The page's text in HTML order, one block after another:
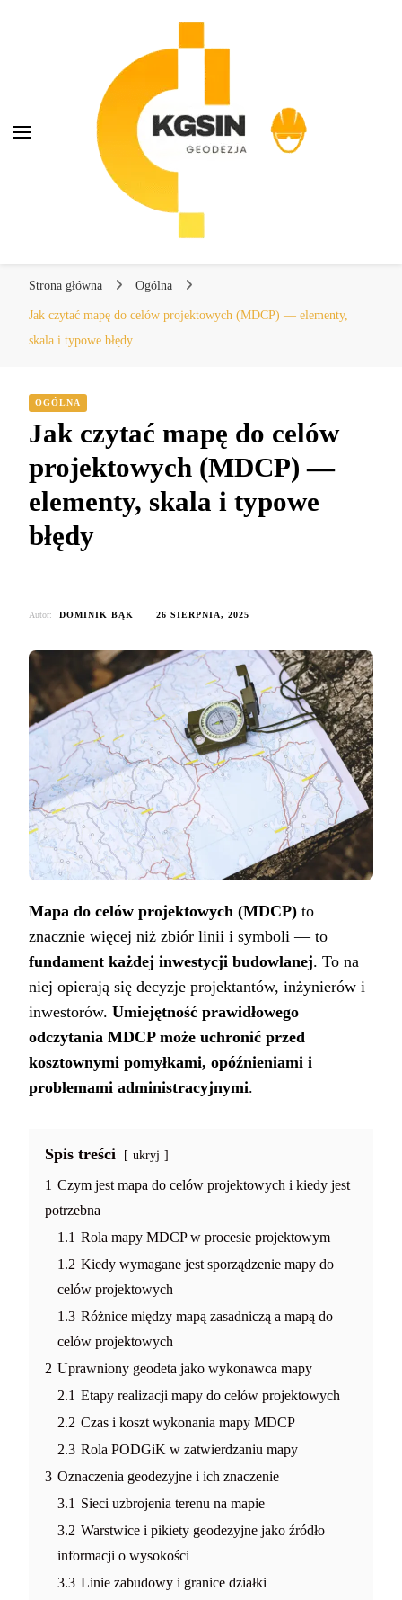
KGSIN Geodezja
Strona główna Ogólna
Jak czytać mapę do celów projektowych (MDCP) — elementy,
skala i typowe błędy
OGÓLNA
Jak czytać mapę do celów
projektowych (MDCP) —
elementy, skala i typowe
błędy
Autor: DOMINIK BĄK 26 SIERPNIA, 2025
Mapa do celów projektowych (MDCP) to
znacznie więcej niż zbiór linii i symboli — to
fundament każdej inwestycji budowlanej. To na
niej opierają się decyzje projektantów, inżynierów i
inwestorów. Umiejętność prawidłowego
odczytania MDCP może uchronić przed
kosztownymi pomyłkami, opóźnieniami i
problemami administracyjnymi.
Spis treści ukryj
1 Czym jest mapa do celów projektowych i kiedy jest
potrzebna
1.1 Rola mapy MDCP w procesie projektowym
1.2 Kiedy wymagane jest sporządzenie mapy do
celów projektowych
1.3 Różnice między mapą zasadniczą a mapą do
celów projektowych
2 Uprawniony geodeta jako wykonawca mapy
2.1 Etapy realizacji mapy do celów projektowych
2.2 Czas i koszt wykonania mapy MDCP
2.3 Rola PODGiK w zatwierdzaniu mapy
3 Oznaczenia geodezyjne i ich znaczenie
3.1 Sieci uzbrojenia terenu na mapie
3.2 Warstwice i pikiety geodezyjne jako źródło
informacji o wysokości
3.3 Linie zabudowy i granice działki